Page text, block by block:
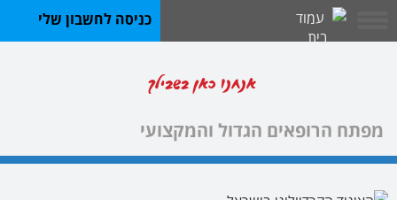
כניסה לחשבון שלי
אנחנו כאן בשבילך
מפתח הרופאים הגדול והמקצועי